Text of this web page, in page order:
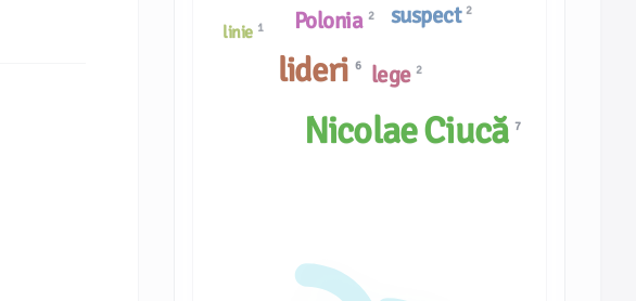
lege 2
Polonia 2 suspect 2
lideri 6
Nicolae Ciucă7
linie 1